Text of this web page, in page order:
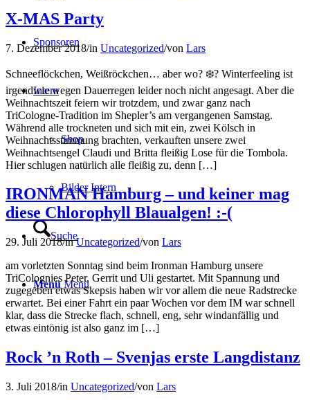
Sponsoren
Intern
Shop
Bilder Intern
Suche
Menü Menü
X-MAS Party
7. Dezember 2018/in Uncategorized/von Lars
Schneeflöckchen, Weißröckchen… aber wo? ❄️? Winterfeeling ist
irgendwie wegen Dauerregen leider noch nicht angesagt. Aber die
Weihnachtszeit feiern wir trotzdem, und zwar ganz nach
TriCologne-Tradition im Shepler’s am vergangenen Samstag.
Während alle trockneten und sich mit ein, zwei Kölsch in
Weihnachtsstimmung brachten, verkauften unsere zwei
Weihnachtsengel Claudi und Britta fleißig Lose für die Tombola.
Hier schlugen natürlich alle fleißig zu, denn […]
IRONMAN Hamburg – und keiner mag
diese Chlorophyll Blaualgen! :-(
29. Juli 2018/inUncategorized/von Lars
am vorletzten Sonntag sind beim Ironman Hamburg unsere
TriColognies Peter, Gerrit und Uli gestartet. Mit Spannung und
zugegeben etwas Skepsis haben wir vor allem die neue Radstrecke
erwartet. Bei einer Fahrt ein paar Wochen vor dem IM war schnell
klar, dass die Strecke flach, schnell, eng, sehr windanfällig und
etwas eintönig ist also ganz im […]
Rock ’n Roth – Svenjas erste Langdistanz
3. Juli 2018/in Uncategorized/von Lars